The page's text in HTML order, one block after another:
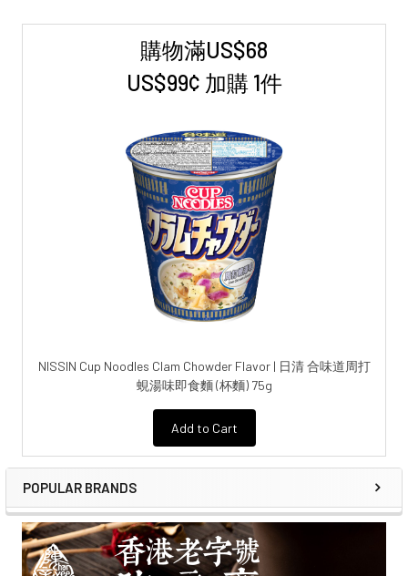
購物滿US$68
US$99¢ 加購 1件
NISSIN Cup Noodles Clam Chowder Flavor | 日清 合味道周打
蜆湯味即食麵 (杯麵) 75g
Add to Cart
POPULAR BRANDS